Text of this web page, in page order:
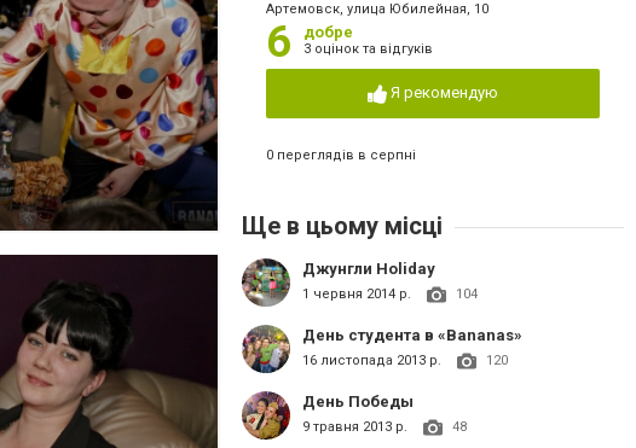
Артемовск, улица Юбилейная, 10
6 добре
3 оцінок та відгуків
Я рекомендую
0 переглядів в серпні
Ще в цьому місці
Джунгли Holiday
1 червня 2014 р. 104
День студента в «Bananas»
16 листопада 2013 р. 120
День Победы
9 травня 2013 р. 48